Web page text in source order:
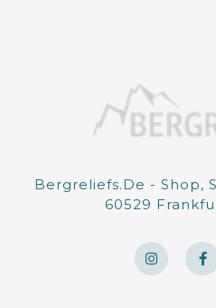
Bergreliefs.de - Shop,
60529
I
n
s
t
F
a
c
e